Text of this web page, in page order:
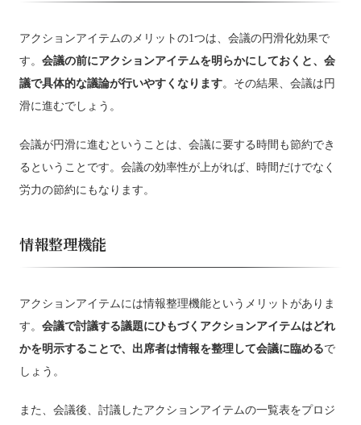
アクションアイテムのメリットの1つは、会議の円滑化効果で
す。 会議の前にアクションアイテムを明らかにしておくと、会
議で具体的な議論が行いやすくなります。その結果、会議は円
滑に進むでしょう。
会議が円滑に進むということは、会議に要する時間も節約でき
るということです。会議の効率性が上がれば、時間だけでなく
労力の節約にもなります。
情報整理機能
アクションアイテムには情報整理機能というメリットがありま
す。 会議で討議する議題にひもづくアクションアイテムはどれ
かを明示することで、出席者は情報を整理して会議に臨めるで
しょう。
また、会議後、討議したアクションアイテムの一覧表をプロジ